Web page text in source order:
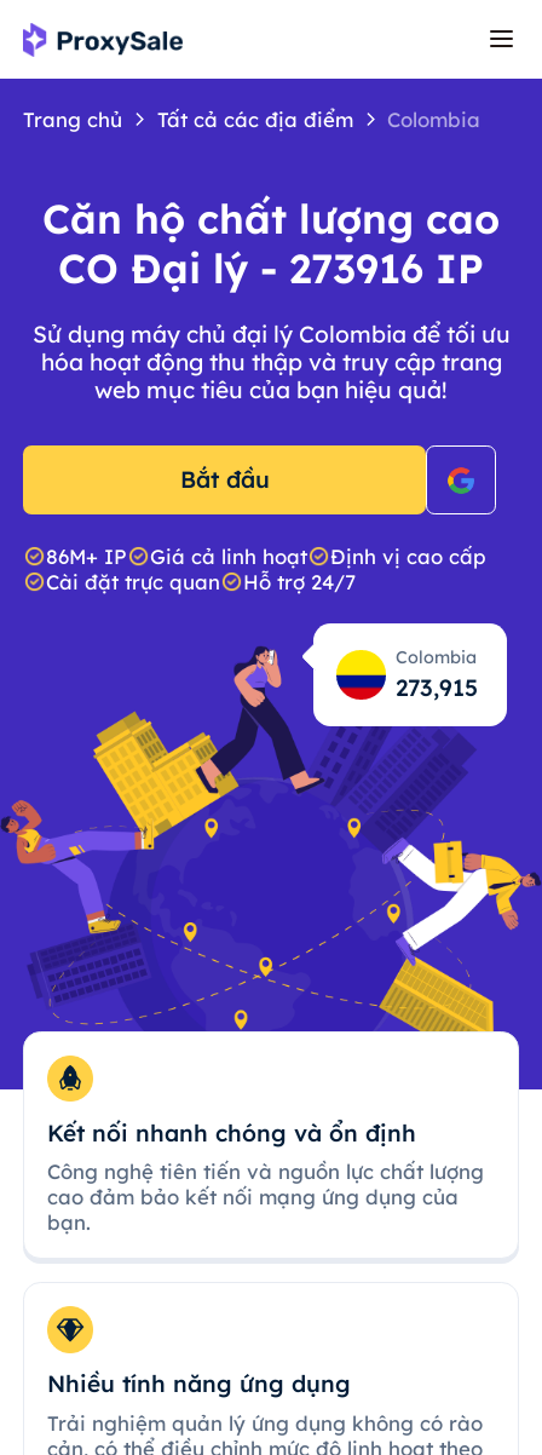
Trang chủ Tất cả các địa điểm Colombia
Căn hộ chất lượng cao
CO Đại lý - 273916 IP
Sử dụng máy chủ đại lý Colombia để tối ưu
hóa hoạt động thu thập và truy cập trang
web mục tiêu của bạn hiệu quả!
Bắt đầu
86M+ IP Giá cả linh hoạt
Định vị cao cấp
Cài đặt trực quan
Hỗ trợ 24/7
Colombia
273,916
Kết nối nhanh chóng và ổn định
Công nghệ tiên tiến và nguồn lực chất lượng
cao đảm bảo kết nối mạng ứng dụng của
bạn.
Nhiều tính năng ứng dụng
Trải nghiệm quản lý ứng dụng không có rào
cản, có thể điều chỉnh mức độ linh hoạt theo